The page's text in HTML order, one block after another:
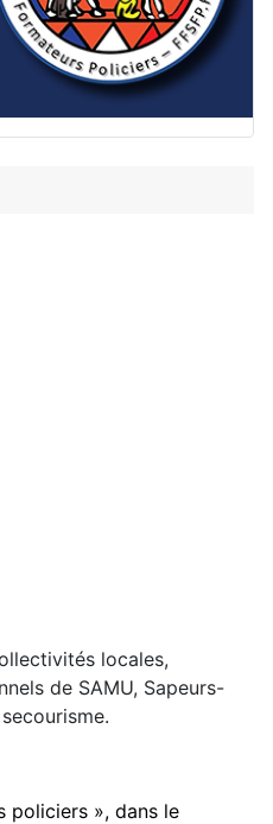
locales,
de SAMU, Sapeurs-
policiers », dans le